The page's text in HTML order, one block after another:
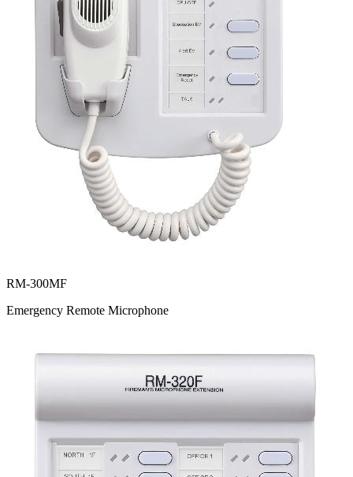
RM-300MF
Emergency Remote Microphone